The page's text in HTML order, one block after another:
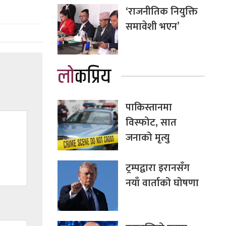
‘राजनीतिक नियुक्ति
समावेशी भएन’
लोकप्रिय
पाकिस्तानमा
विस्फोट, सात
जनाको मृत्यु
ट्रम्पद्वारा इरानसँग
नयाँ वार्ताको घोषणा